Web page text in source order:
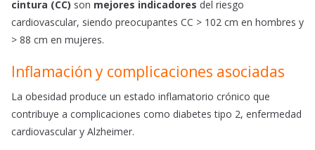
cintura (CC) son mejores indicadores del riesgo
cardiovascular, siendo preocupantes CC > 102 cm en hombres y
> 88 cm en mujeres.
Inflamación y complicaciones asociadas
La obesidad produce un estado inflamatorio crónico que
contribuye a complicaciones como diabetes tipo 2, enfermedad
cardiovascular y Alzheimer.